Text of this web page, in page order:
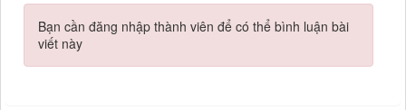
Bạn cần đăng nhập thành viên để có thể bình luận bài
viết này